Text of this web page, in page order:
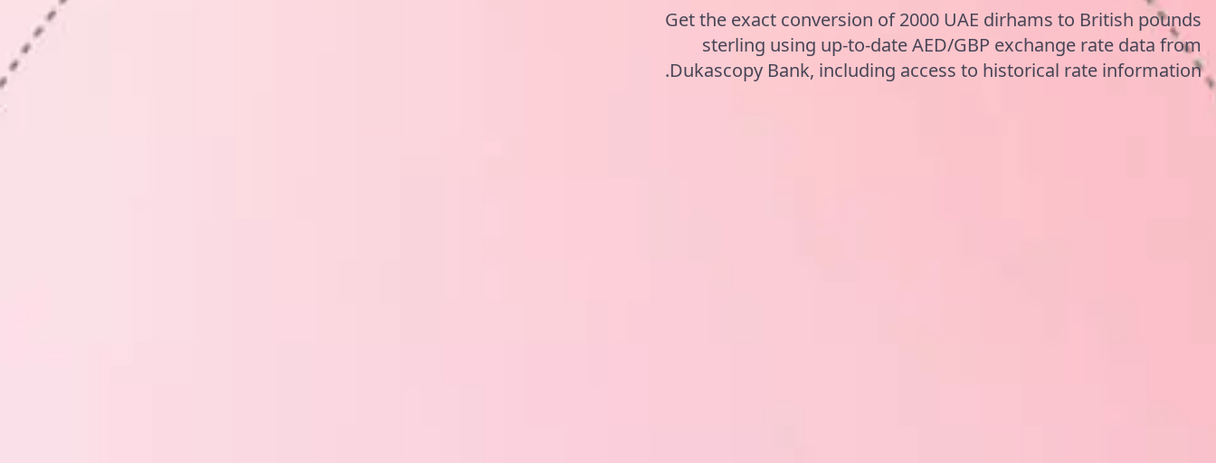
Get the exact conversion of 2000 UAE dirhams to British pounds
sterling using up-to-date AED/GBP exchange rate data from
Dukascopy Bank, including access to historical rate information.